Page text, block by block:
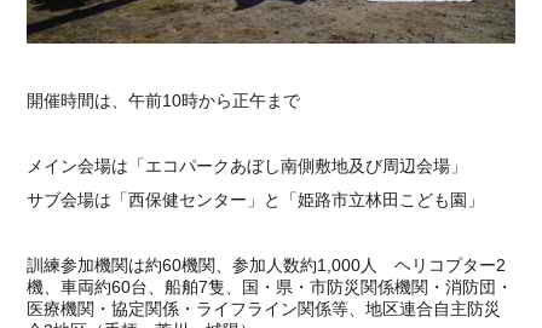
開催時間は、午前10時から正午まで
メイン会場は「エコパークあぼし南側敷地及び周辺会場」
サブ会場は「西保健センター」と「姫路市立林田こども園」
訓練参加機関は約60機関、参加人数約1,000人 ヘリコプター2
機、車両約60台、船舶7隻、国・県・市防災関係機関・消防団・
医療機関・協定関係・ライフライン関係等、地区連合自主防災